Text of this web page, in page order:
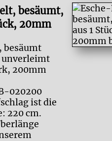
besäumt,
20mm
besäumt
unverleimt
200mm
020200
ist die
220 cm.